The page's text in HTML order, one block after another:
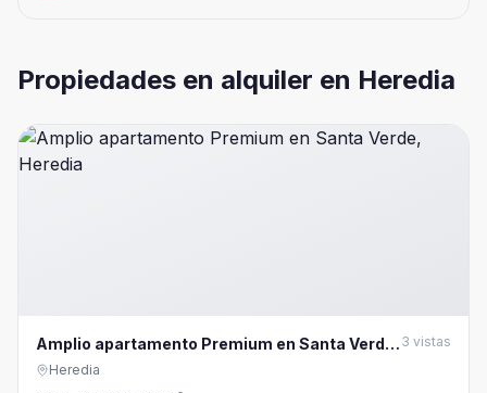
Propiedades en alquiler en Heredia
Amplio apartamento Premium en Santa Verde,
Heredia
3 vistas
Heredia